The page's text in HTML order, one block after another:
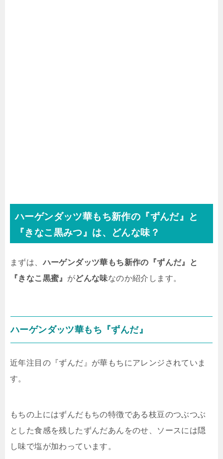
ハーゲンダッツ華もち新作の『ずんだ』と
『きなこ黒みつ』は、どんな味？
まずは、ハーゲンダッツ華もち新作の『ずんだ』と
『きなこ黒蜜』 がどんな味なのか紹介します。
ハーゲンダッツ華もち『ずんだ』
近年注目の『ずんだ』が華もちにアレンジされていま
す。
もちの上にはずんだもちの特徴である枝豆のつぶつぶ
とした食感を残したずんだあんをのせ、ソースには隠
し味で塩が加わっています。